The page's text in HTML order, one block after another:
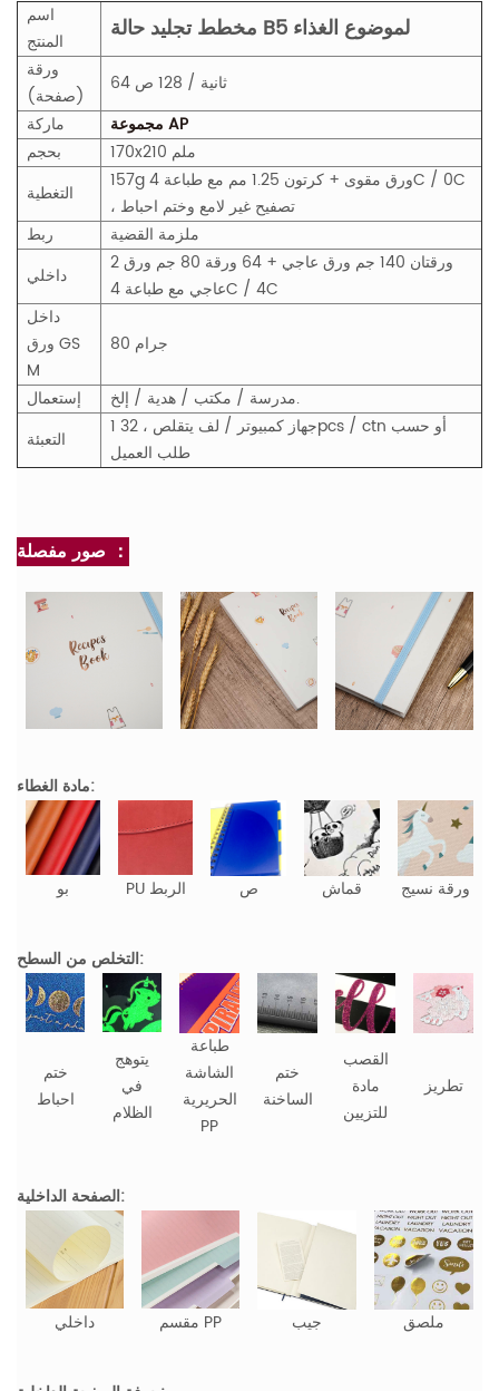
اسم
المنتج
مخطط تجليد حالة B5 لموضوع الغذاء
ورقة
(صفحة)
64 ثانية / 128 ص
ماركة
مجموعة AP
بحجم
170x210 ملم
التغطية
157g ورق مقوى + كرتون 1.25 مم مع طباعة 4C / 0C
، تصفيح غير لامع وختم احباط
ربط
ملزمة القضية
داخلي
2 ورقتان 140 جم ورق عاجي + 64 ورقة 80 جم ورق
عاجي مع طباعة 4C / 4C
داخل
GS
M
80 جرام
إستعمال
مدرسة / مكتب / هدية / إلخ.
التعبئة
1 جهاز كمبيوتر / لف يتقلص ، 32pcs / ctn أو حسب
طلب العميل
صور مفصلة ：
مادة الغطاء:
بو PU الربط ص قماش ورقة نسيج
التخلص من السطح:
ختم
احباط
يتوهج
في
الظلام
طباعة
الشاشة
الحريرية
PP
ختم
الساخنة
القصب
مادة
للتزيين
تطريز
الصفحة الداخلية:
داخلي مقسم PP جيب ملصق